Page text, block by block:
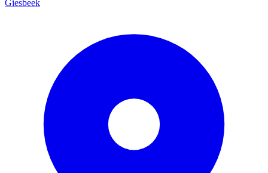
Giesbeek